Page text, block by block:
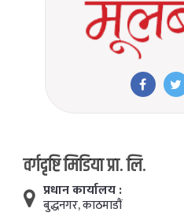
वर्गदृष्टि मिडिया प्रा. लि.
प्रधान कार्यालय :
बुद्धनगर, काठमाडाैं